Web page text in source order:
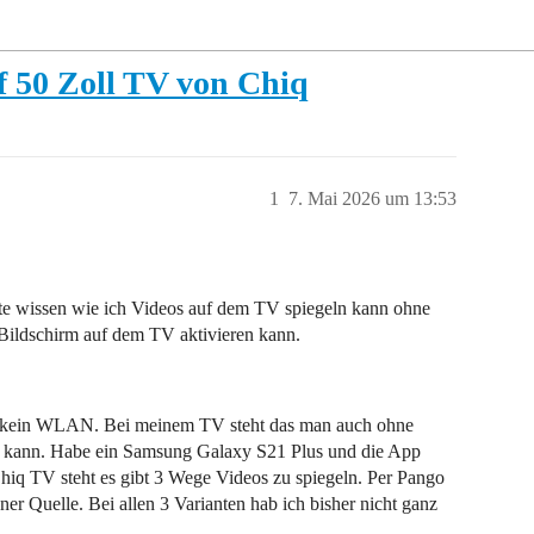
50 Zoll TV von Chiq
7. Mai 2026 um 13:53
1
wie ich Videos auf dem TV spiegeln kann ohne
auf dem TV aktivieren kann.
WLAN. Bei meinem TV steht das man auch ohne
Habe ein Samsung Galaxy S21 Plus und die App
TV steht es gibt 3 Wege Videos zu spiegeln. Per Pango
Quelle. Bei allen 3 Varianten hab ich bisher nicht ganz